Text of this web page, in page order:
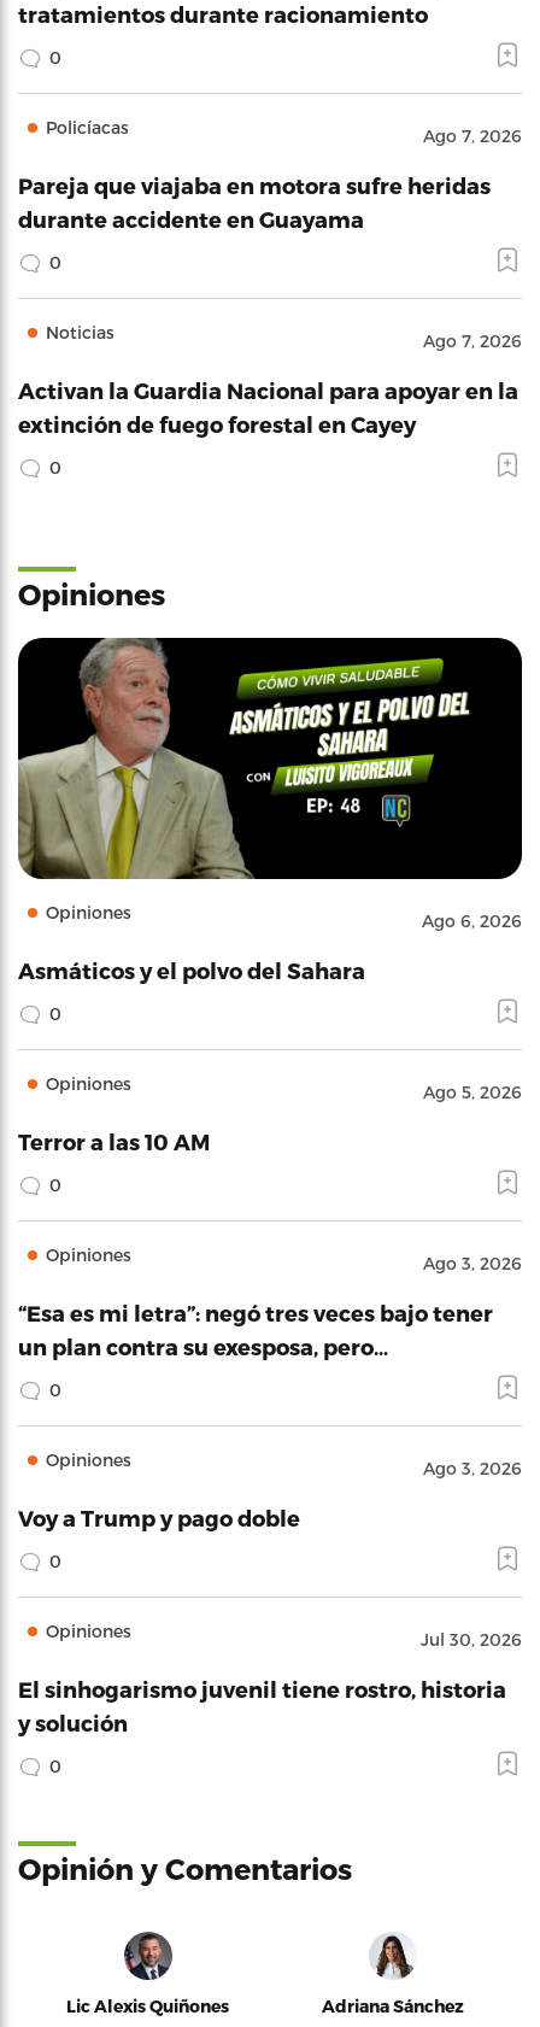
tratamientos durante racionamiento
0
Policíacas Ago 7, 2026
Pareja que viajaba en motora sufre heridas
durante accidente en Guayama
0
Noticias Ago 7, 2026
Activan la Guardia Nacional para apoyar en la
extinción de fuego forestal en Cayey
0
Opiniones
Opiniones Ago 6, 2026
Asmáticos y el polvo del Sahara
0
Opiniones Ago 5, 2026
Terror a las 10 AM
0
Opiniones Ago 3, 2026
“Esa es mi letra”: negó tres veces bajo tener
un plan contra su exesposa, pero…
0
Opiniones Ago 3, 2026
Voy a Trump y pago doble
0
Opiniones Jul 30, 2026
El sinhogarismo juvenil tiene rostro, historia
y solución
0
Opinión y Comentarios
Lic Alexis Quiñones Adriana Sánchez